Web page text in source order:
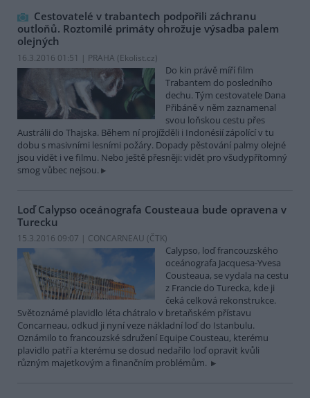
Cestovatelé v trabantech podpořili záchranu
outloňů. Roztomilé primáty ohrožuje výsadba palem
olejných
16.3.2016 01:51 | PRAHA (Ekolist.cz)
Do kin právě míří film
Trabantem do posledního
dechu. Tým cestovatele Dana
Přibáně v něm zaznamenal
svou loňskou cestu přes
Austrálii do Thajska. Během ní projížděli i Indonésií zápolící v tu
dobu s masivními lesními požáry. Dopady pěstování palmy olejné
jsou vidět i ve filmu. Nebo ještě přesněji: vidět pro všudypřítomný
smog vůbec nejsou.
Loď Calypso oceánografa Cousteaua bude opravena v
Turecku
15.3.2016 09:07 | CONCARNEAU (ČTK)
Calypso, loď francouzského
oceánografa Jacquesa-Yvesa
Cousteaua, se vydala na cestu
z Francie do Turecka, kde ji
čeká celková rekonstrukce.
Světoznámé plavidlo léta chátralo v bretaňském přístavu
Concarneau, odkud ji nyní veze nákladní loď do Istanbulu.
Oznámilo to francouzské sdružení Equipe Cousteau, kterému
plavidlo patří a kterému se dosud nedařilo loď opravit kvůli
různým majetkovým a finančním problémům.